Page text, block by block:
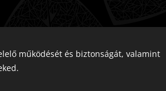
működését és biztonságát, valamint